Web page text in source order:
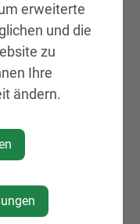
erweiterte
und die
zu
Ihre
ändern.